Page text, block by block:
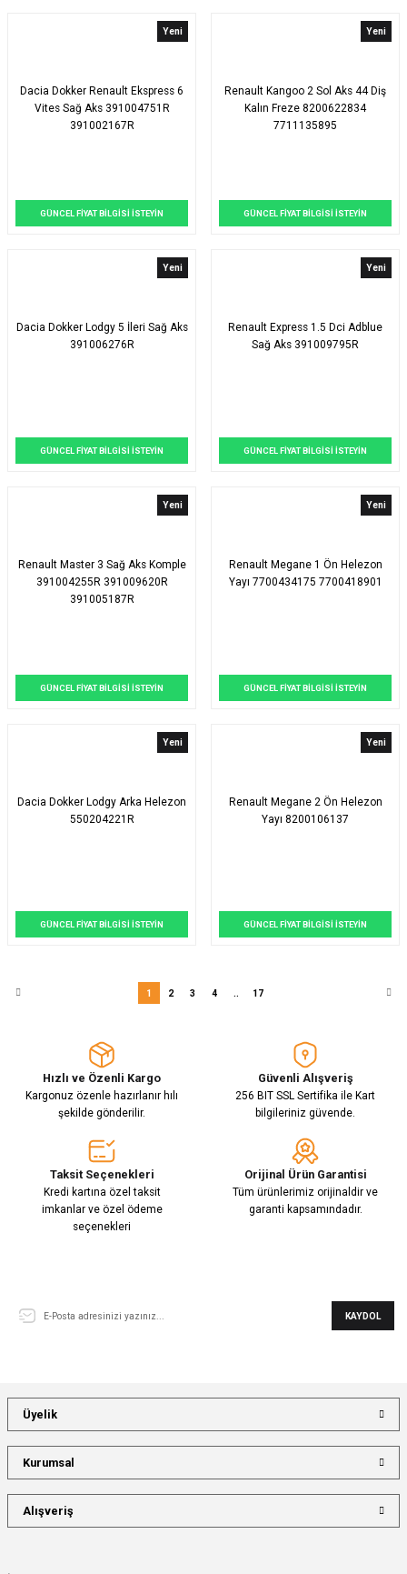
Yeni
Dacia Dokker Renault Ekspress 6
Vites Sağ Aks 391004751R
391002167R
GÜNCEL FİYAT BİLGİSİ İSTEYİN
Yeni
Renault Kangoo 2 Sol Aks 44 Diş
Kalın Freze 8200622834
7711135895
GÜNCEL FİYAT BİLGİSİ İSTEYİN
Yeni
Dacia Dokker Lodgy 5 İleri Sağ Aks
391006276R
GÜNCEL FİYAT BİLGİSİ İSTEYİN
Yeni
Renault Express 1.5 Dci Adblue
Sağ Aks 391009795R
GÜNCEL FİYAT BİLGİSİ İSTEYİN
Yeni
Renault Master 3 Sağ Aks Komple
391004255R 391009620R
391005187R
GÜNCEL FİYAT BİLGİSİ İSTEYİN
Yeni
Renault Megane 1 Ön Helezon
Yayı 7700434175 7700418901
GÜNCEL FİYAT BİLGİSİ İSTEYİN
Yeni
Dacia Dokker Lodgy Arka Helezon
550204221R
GÜNCEL FİYAT BİLGİSİ İSTEYİN
Yeni
Renault Megane 2 Ön Helezon
Yayı 8200106137
GÜNCEL FİYAT BİLGİSİ İSTEYİN
1 2 3 4 .. 17
Hızlı ve Özenli Kargo
Kargonuz özenle hazırlanır hılı
şekilde gönderilir.
Güvenli Alışveriş
256 BIT SSL Sertifika ile Kart
bilgileriniz güvende.
Taksit Seçenekleri
Kredi kartına özel taksit
imkanlar ve özel ödeme
seçenekleri
Orijinal Ürün Garantisi
Tüm ürünlerimiz orijinaldir ve
garanti kapsamındadır.
KAYDOL
Üyelik
Kurumsal
Alışveriş